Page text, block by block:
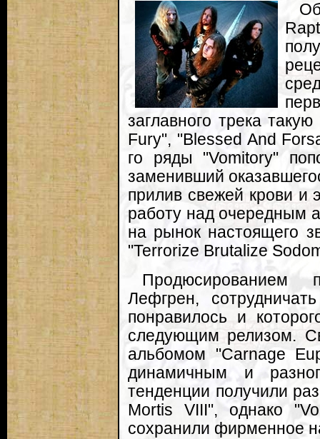
заглавного трека
Fury", "Blessed And
го ряды "Vomitory"
заменивший
прилив свежей крови и
работу над очередным
на рынок настоящего
"Terrorize Brutalize
Продюсированием
Лефгрен,
понравилось и
следующим релизом.
альбомом "Carnage
динамичным и
тенденции получили
Mortis VIII", однако
сохранили фирменное